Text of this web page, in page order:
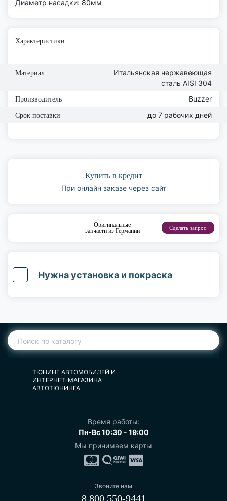
Диаметр насадки: 80мм
Характеристики
Материал
Итальянская нержавеющая
сталь AISI 304
Производитель Buzzer
Срок поставки до 7 рабочих дней
Купить в кредит
При онлайн заказе через сайт
Оригинальные
запчасти из Германии
Сделать запрос
Нужна установка и покраска
ТЮНИНГ АВТОМОБИЛЕЙ И
ИНТЕРНЕТ-МАГАЗИНА
АВТОТЮНИНГА
Время работы:
Пн-Вс 10:30 - 19:00
Мы принимаем карты
Звоните нам
8 800 550-9441